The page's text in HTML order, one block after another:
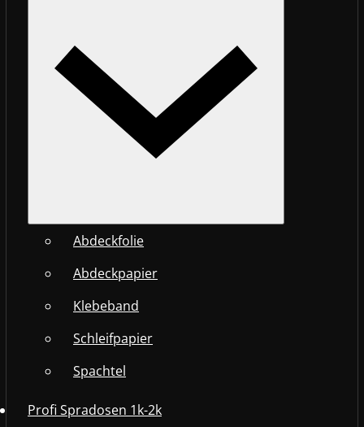
Abdeckfolie
Abdeckpapier
Klebeband
Schleifpapier
Spachtel
Profi Spradosen 1k-2k